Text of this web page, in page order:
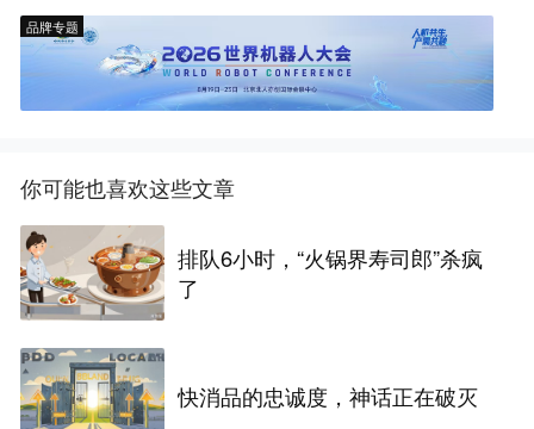
品牌专题
你可能也喜欢这些文章
排队6小时，“火锅界寿司郎”杀疯
了
快消品的忠诚度，神话正在破灭